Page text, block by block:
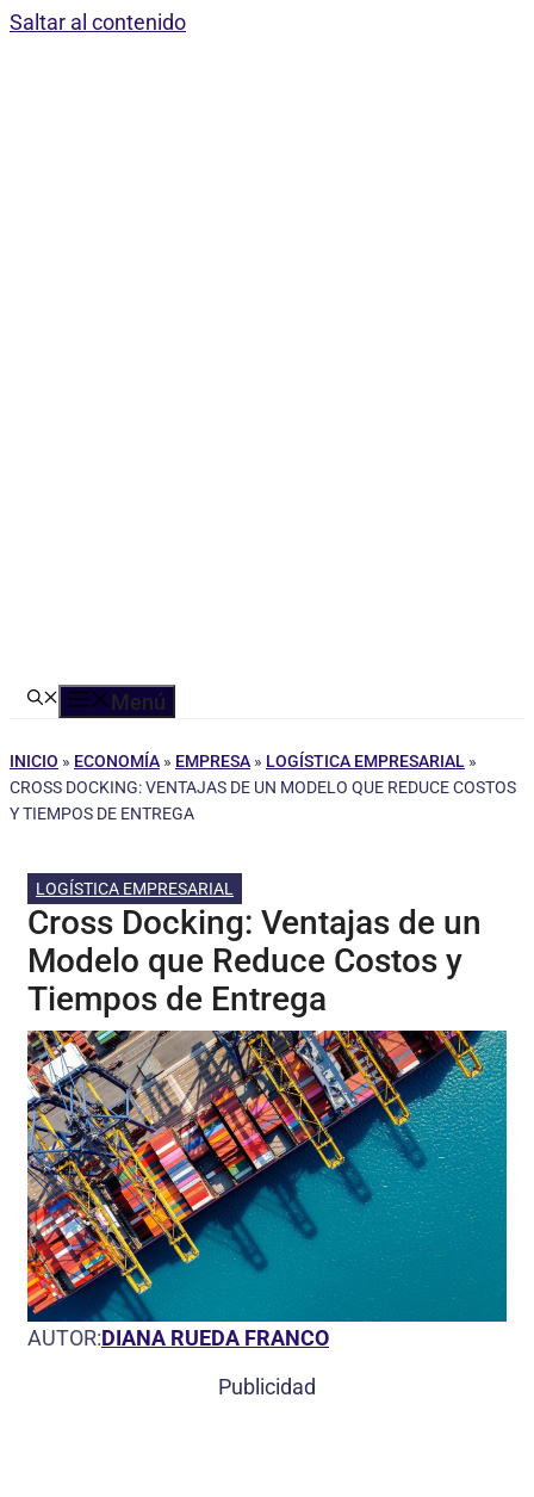
Saltar al contenido
Menú
INICIO » ECONOMÍA » EMPRESA » LOGÍSTICA EMPRESARIAL »
CROSS DOCKING: VENTAJAS DE UN MODELO QUE REDUCE COSTOS
Y TIEMPOS DE ENTREGA
LOGÍSTICA EMPRESARIAL
Cross Docking: Ventajas de un
Modelo que Reduce Costos y
Tiempos de Entrega
AUTOR:DIANA RUEDA FRANCO
Publicidad